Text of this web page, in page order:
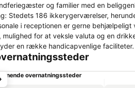
og familier med en
Stedets 186 ikkerygerværelser,
i receptionen er gerne
for at veksle valuta og en
en række handicapvenlige
og en souvenirbutik også
transportservice, roomservice,
overnatningssteder